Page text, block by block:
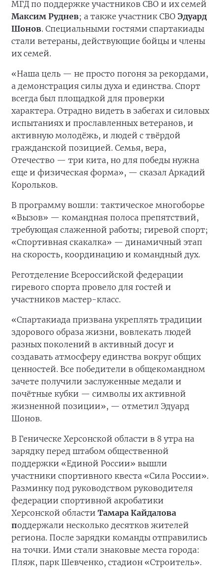
МГД по поддержке участников СВО и их семей
Максим Руднев; а также участник СВО Эдуард
Шонов. Специальными гостями спартакиады
стали ветераны, действующие бойцы и члены
их семей.
«Наша цель — не просто погоня за рекордами,
а демонстрация силы духа и единства. Спорт
всегда был площадкой для проверки
характера. Отрадно видеть в забегах и силовых
испытаниях и прославленных ветеранов, и
активную молодёжь, и людей с твёрдой
гражданской позицией. Семья, вера,
Отечество — три кита, но для победы нужна
еще и физическая форма», — сказал Аркадий
Корольков.
В программу вошли: тактическое многоборье
«Вызов» — командная полоса препятствий,
требующая слаженной работы; гиревой спорт;
«Спортивная скакалка» — динамичный этап
на скорость, координацию и командный дух.
Реготделение Всероссийской федерации
гиревого спорта провело для гостей и
участников мастер-класс.
«Спартакиада призвана укреплять традиции
здорового образа жизни, вовлекать людей
разных поколений в активный досуг и
создавать атмосферу единства вокруг общих
ценностей. Все победители в общекомандном
зачете получили заслуженные медали и
почётные кубки — символы их активной
жизненной позиции», — отметил Эдуард
Шонов.
В Геническе Херсонской области в 8 утра на
зарядку перед штабом общественной
поддержки «Единой России» вышли
участники спортивного квеста «Сила России».
Разминку под руководством руководителя
федерации спортивной акробатики
Херсонской области Тамара Кайдалова
поддержали несколько десятков жителей
региона. После зарядки команды отправились
на точки. Ими стали знаковые места города:
Пляж, парк Шевченко, стадион «Строитель».